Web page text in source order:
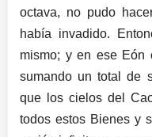
octava, no pudo
había invadido.
mismo; y en ese Eón
sumando un total de
que los cielos del
todos estos Bienes y